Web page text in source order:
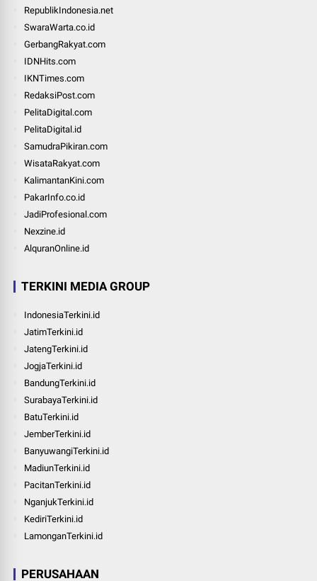
RepublikIndonesia.net
SwaraWarta.co.id
GerbangRakyat.com
IDNHits.com
IKNTimes.com
RedaksiPost.com
PelitaDigital.com
PelitaDigital.id
SamudraPikiran.com
WisataRakyat.com
KalimantanKini.com
PakarInfo.co.id
JadiProfesional.com
Nexzine.id
AlquranOnline.id
TERKINI MEDIA GROUP
IndonesiaTerkini.id
JatimTerkini.id
JatengTerkini.id
JogjaTerkini.id
BandungTerkini.id
SurabayaTerkini.id
BatuTerkini.id
JemberTerkini.id
BanyuwangiTerkini.id
MadiunTerkini.id
PacitanTerkini.id
NganjukTerkini.id
KediriTerkini.id
LamonganTerkini.id
PERUSAHAAN